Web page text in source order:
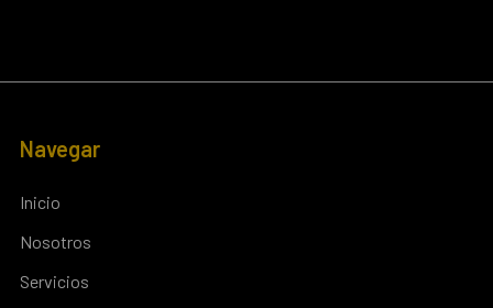
Navegar
Inicio
Nosotros
Servicios